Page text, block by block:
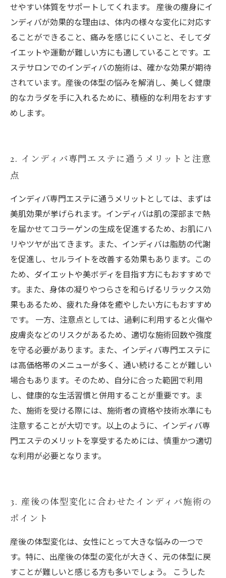
せやすい体質をサポートしてくれます。 産後の痩身にイ
ンディバが効果的な理由は、体内の様々な変化に対応す
ることができること、痛みを感じにくいこと、そしてダ
イエットや運動が難しい方にも適していることです。エ
ステサロンでのインディバの施術は、確かな効果が期待
されています。産後の体型の悩みを解消し、美しく健康
的なカラダを手に入れるために、積極的な利用をおすす
めします。
2. インディバ専門エステに通うメリットと注意
点
インディバ専門エステに通うメリットとしては、まずは
美肌効果が挙げられます。インディバは肌の深部まで熱
を届かせてコラーゲンの生成を促進するため、お肌にハ
リやツヤが出てきます。また、インディバは脂肪の代謝
を促進し、セルライトを改善する効果もあります。この
ため、ダイエットや美ボディを目指す方にもおすすめで
す。また、身体の凝りやつらさを和らげるリラックス効
果もあるため、疲れた身体を癒やしたい方にもおすすめ
です。 一方、注意点としては、過剰に利用すると火傷や
皮膚炎などのリスクがあるため、適切な施術回数や強度
を守る必要があります。また、インディバ専門エステに
は高価格帯のメニューが多く、通い続けることが難しい
場合もあります。そのため、自分に合った範囲で利用
し、健康的な生活習慣と併用することが重要です。ま
た、施術を受ける際には、施術者の資格や技術水準にも
注意することが大切です。以上のように、インディバ専
門エステのメリットを享受するためには、慎重かつ適切
な利用が必要となります。
3. 産後の体型変化に合わせたインディバ施術の
ポイント
産後の体型変化は、女性にとって大きな悩みの一つで
す。特に、出産後の体型の変化が大きく、元の体型に戻
すことが難しいと感じる方も多いでしょう。 こうした